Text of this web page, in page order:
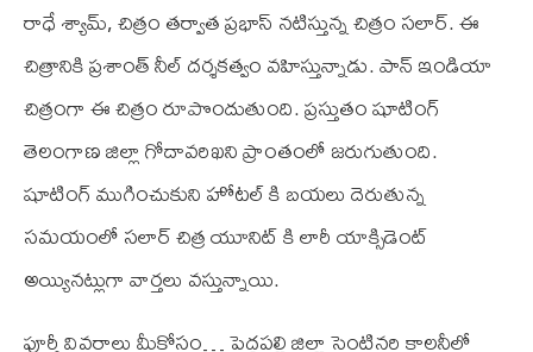
రాధే శ్యామ్, చిత్రం తర్వాత ప్రభాస్ నటిస్తున్న చిత్రం సలార్. ఈ
చిత్రానికి ప్రశాంత్ నీల్ దర్శకత్వం వహిస్తున్నాడు. పాన్ ఇండియా
చిత్రంగా ఈ చిత్రం రూపొందుతుంది. ప్రస్తుతం షూటింగ్
తెలంగాణ జిల్లా గోదావరిఖని ప్రాంతంలో జరుగుతుంది.
షూటింగ్ ముగించుకుని హోటల్ కి బయలు దెరుతున్న
సమయంలో సలార్ చిత్ర యూనిట్ కి లారీ యాక్సిడెంట్
అయ్యినట్లుగా వార్తలు వస్తున్నాయి.
పూర్తీ వివరాలు మీకోసం… పెద్దపల్లి జిల్లా సెంటినరి కాలనీలో